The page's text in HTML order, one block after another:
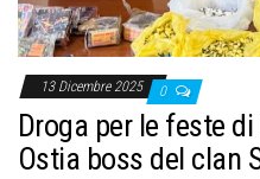
13 Dicembre 2025 0
Droga per le feste
Ostia boss del clan